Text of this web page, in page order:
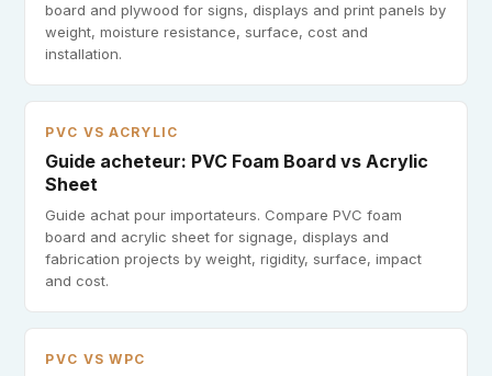
board and plywood for signs, displays and print panels by
weight, moisture resistance, surface, cost and
installation.
PVC VS ACRYLIC
Guide acheteur: PVC Foam Board vs Acrylic
Sheet
Guide achat pour importateurs. Compare PVC foam
board and acrylic sheet for signage, displays and
fabrication projects by weight, rigidity, surface, impact
and cost.
PVC VS WPC